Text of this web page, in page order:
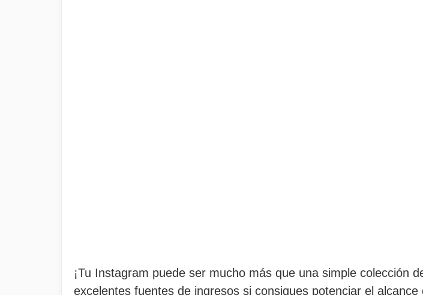
¡Tu Instagram puede ser mucho más que una simple colección
excelentes fuentes de ingresos si consigues potenciar el alcance